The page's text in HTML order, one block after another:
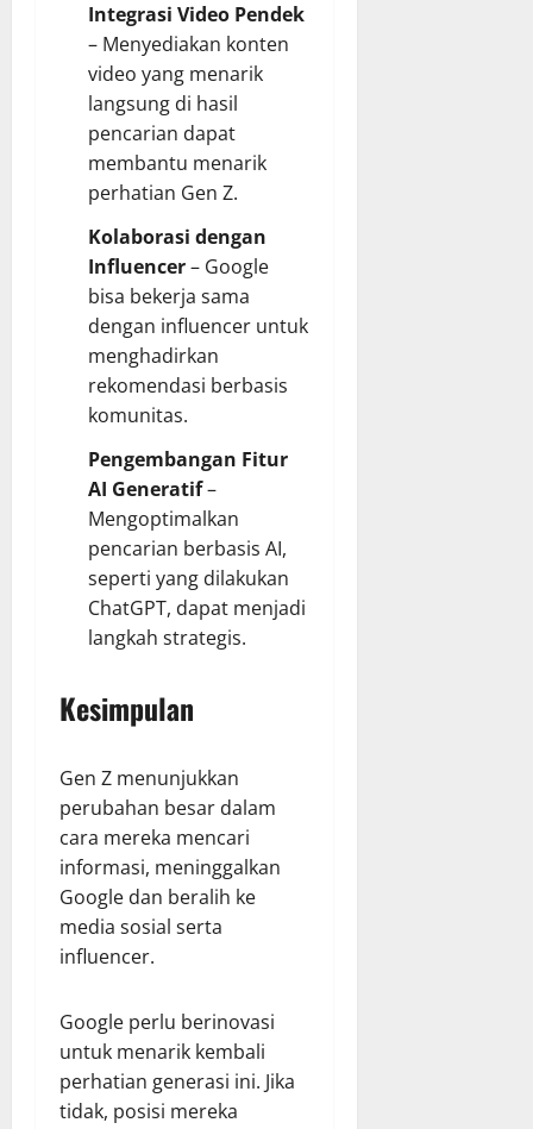
Integrasi Video Pendek
– Menyediakan konten
video yang menarik
langsung di hasil
pencarian dapat
membantu menarik
perhatian Gen Z.
Kolaborasi dengan
Influencer– Google
bisa bekerja sama
dengan influencer untuk
menghadirkan
rekomendasi berbasis
komunitas.
Pengembangan Fitur
AI Generatif–
Mengoptimalkan
pencarian berbasis AI,
seperti yang dilakukan
ChatGPT, dapat menjadi
langkah strategis.
Kesimpulan
Gen Z menunjukkan
perubahan besar dalam
cara mereka mencari
informasi, meninggalkan
Google dan beralih ke
media sosial serta
influencer.
Google perlu berinovasi
untuk menarik kembali
perhatian generasi ini. Jika
tidak, posisi mereka